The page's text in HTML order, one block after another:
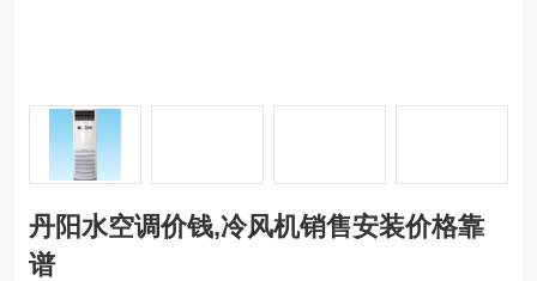
丹阳水空调价钱,冷风机销售安装价格靠
谱